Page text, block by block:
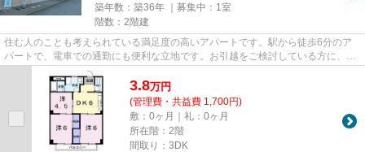
築年数：築36年 ｜募集中： 1室
階数：2階建
住む人のことも考えられている満足度の高いアパートです。駅から徒歩6分のア
パートで、電車での通勤にも便利な立地です。お引越をご検討している方に、住
みやすい物件をご紹介いたしま...
3.8万円
(管理費・共益費 1,700円)
敷：0ヶ月｜礼：0ヶ月
所在階：2階
間取り：3DK